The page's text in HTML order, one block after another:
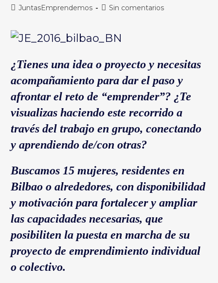
de
de
Categoría
entrada:
JuntasEmprendemos
Comentarios
entrada:
Sin comentarios
¿Tienes una idea o proyecto y necesitas
acompañamiento para dar el paso y
afrontar el reto de “emprender”? ¿Te
visualizas haciendo este recorrido a
través del trabajo en grupo, conectando
y aprendiendo de/con otras?
Buscamos 15 mujeres, residentes en
Bilbao o alrededores, con disponibilidad
y motivación para fortalecer y ampliar
las capacidades necesarias, que
posibiliten la puesta en marcha de su
proyecto de emprendimiento individual
o colectivo.